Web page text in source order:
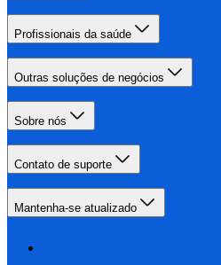
Profissionais da saúde
Outras soluções de negócios
Sobre nós
Contato de suporte
Mantenha-se atualizado